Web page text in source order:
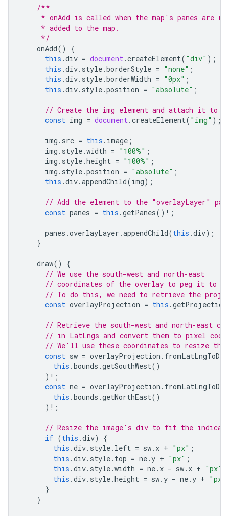
/**
* onAdd is called when the map's panes are
     * added to the map.
     */
onAdd()
{
this .div = document.createElement( "div" );
this .div. style.borderStyle = "none" ;
this .div. style.borderWidth = "0px" ;
this .div. style.position = "absolute" ;
// Create the img element and attach it to
const img = document.createElement( "img" );
img . src = this . image ;
img . style.width = "100%" ;
img . style.height = "100%" ;
img . style.position = "absolute" ;
this .div.appendChild(img);
// Add the element to the "overlayLayer"
const panes = this .getPanes() ! ;
panes .overlayLayer .appendChild(this .div);
}
draw()
{
// We use the south-west and north-east
// coordinates of the overlay to peg it to
// To do this, we need to retrieve the
const overlayProjection = this .getProjection
// Retrieve the south-west and north-east
// in LatLngs and convert them to pixel
// We'll use these coordinates to resize
const sw = overlayProjection .
this .bounds .getSouthWest()
) ! ;
const ne = overlayProjection .
this .bounds .getNorthEast()
) ! ;
// Resize the image's div to fit the
if (this .div)
{
this .div. style. left = sw. x + "px" ;
this .div. style. top = ne.y + "px" ;
this .div. style.width = ne. x - sw. x + "px"
this .div. style.height = sw.y - ne.y + "px"
}
}